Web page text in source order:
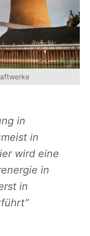
in
in
wird eine
in
in